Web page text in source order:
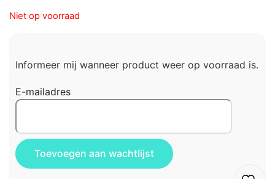
Niet op voorraad
Informeer mij wanneer product weer op voorraad is.
E-mailadres